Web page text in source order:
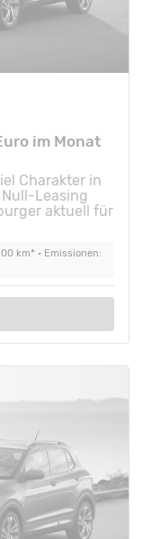
im Monat
Charakter in
Leasing
aktuell für
km* • Emissionen: